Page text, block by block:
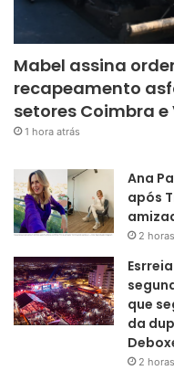
Mabel assina
recapeamento
setores Coimbra
1 hora atrás
Ana
após
2
que
da
2